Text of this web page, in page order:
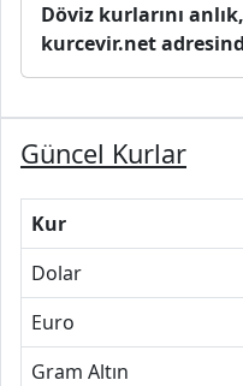
Döviz kurlarını
kurcevir.net
Güncel Kurlar
Kur
Dolar
Euro
Gram Altın